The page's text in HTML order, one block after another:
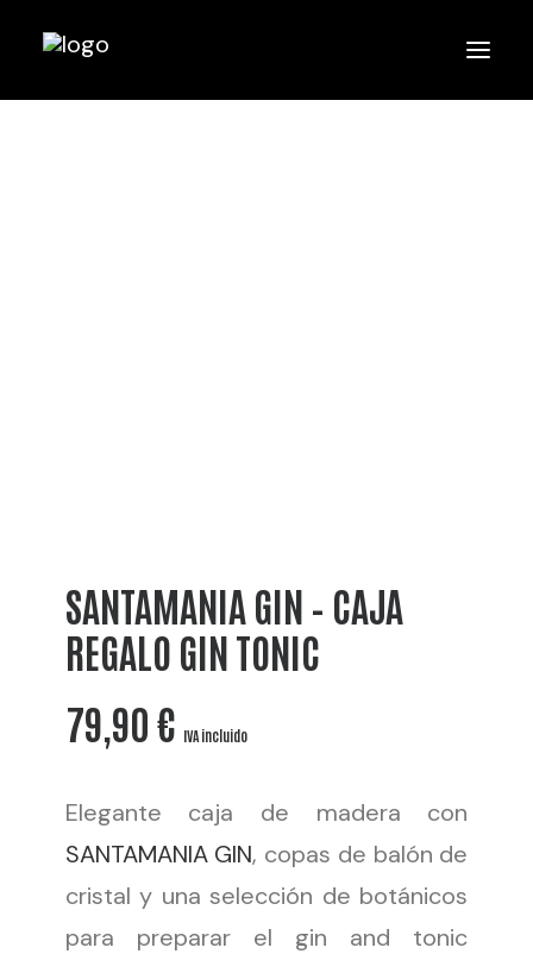
SANTAMANIA GIN – CAJA
REGALO GIN TONIC
79,90€ IVA incluido
Elegante caja de madera con
SANTAMANIA GIN, copas de balón de
cristal y una selección de botánicos
para preparar el gin and tonic